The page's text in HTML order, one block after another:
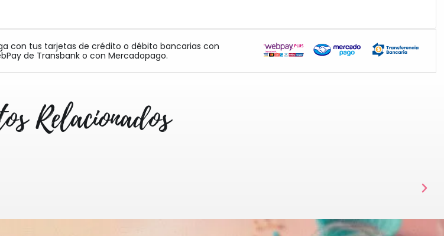
con tus tarjetas de crédito o débito bancarias con
de Transbank o con Mercadopago.
Relacionados